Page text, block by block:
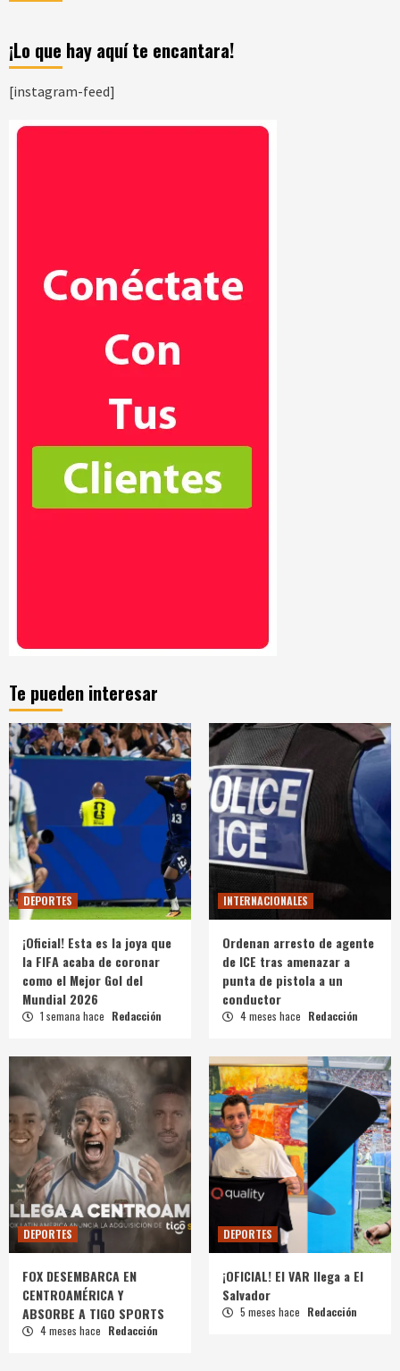
¡Lo que hay aquí te encantara!
[instagram-feed]
Te pueden interesar
DEPORTES
¡Oficial! Esta es la joya que
la FIFA acaba de coronar
como el Mejor Gol del
Mundial 2026
1 semana hace Redacción
INTERNACIONALES
Ordenan arresto de agente
de ICE tras amenazar a
punta de pistola a un
conductor
4 meses hace Redacción
DEPORTES
FOX DESEMBARCA EN
CENTROAMÉRICA Y
ABSORBE A TIGO SPORTS
4 meses hace Redacción
DEPORTES
¡OFICIAL! El VAR llega a El
Salvador
5 meses hace Redacción